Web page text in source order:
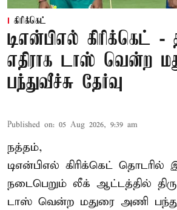
கிரிக்கெட்
டிஎன்பிஎல் கிரிக்கெட் -
எதிராக டாஸ் வென்ற
பந்துவீச்சு தேர்வு
Published on: 05 Aug 2026, 9:39 am
நத்தம்,
டிஎன்பிஎல் கிரிக்கெட் தொடரில்
நடைபெறும் லீக் ஆட்டத்தில்
டாஸ் வென்ற மதுரை அணி